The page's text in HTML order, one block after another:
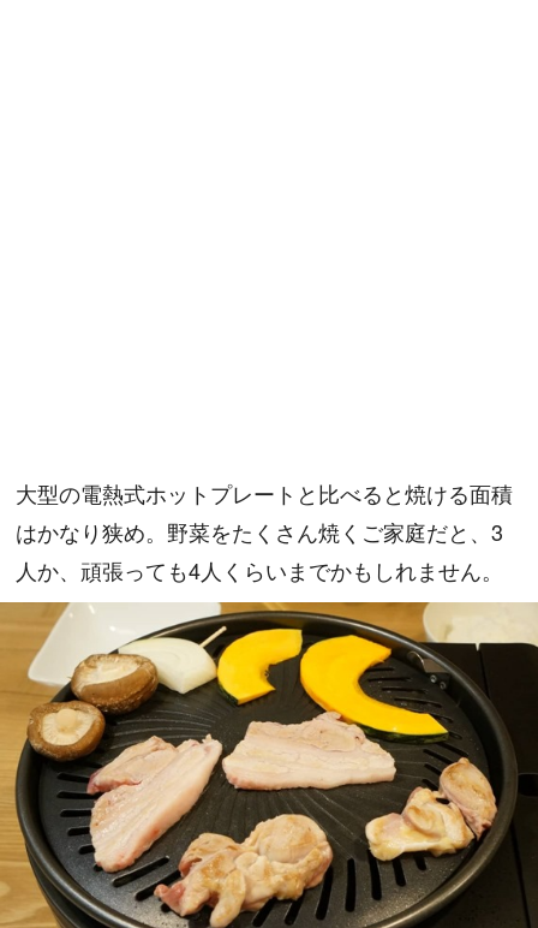
大型の電熱式ホットプレートと比べると焼ける面積
はかなり狭め。野菜をたくさん焼くご家庭だと、3
人か、頑張っても4人くらいまでかもしれません。